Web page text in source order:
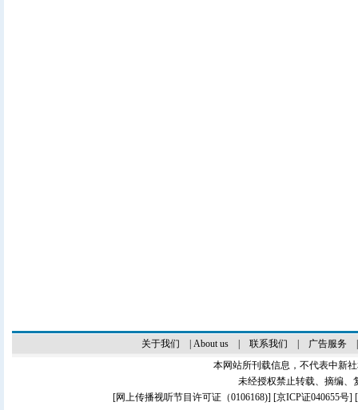
关于我们 About us| 联系我们 广告服务
本网站所刊载信息，不代表中新
未经授权禁止转载、摘编、
[网上传播视听节目许可证（0106168)] [京ICP证040655号]